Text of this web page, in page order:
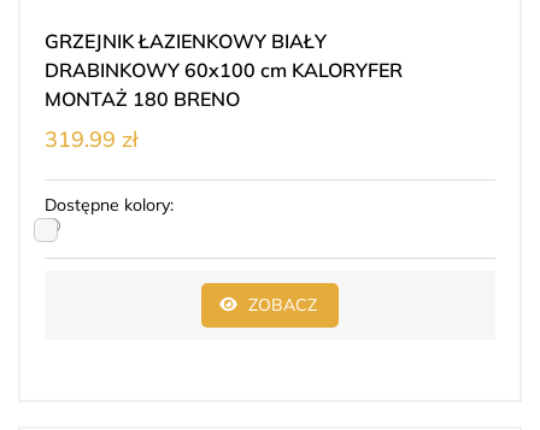
GRZEJNIK ŁAZIENKOWY BIAŁY
DRABINKOWY 60x100 cm KALORYFER
MONTAŻ 180 BRENO
319.99 zł
Dostępne kolory:
ZOBACZ